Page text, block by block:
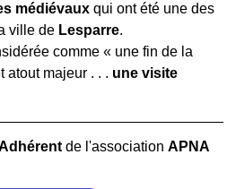
médiévaux qui ont été une des
ville de Lesparre.
comme « une fin de la
atout majeur . . . une visite
de l'association APNA